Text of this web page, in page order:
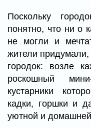
Поскольку
понятно, что ни о
не могли и
жители
городок: возле
роскошный
кустарники
кадки, горшки и
уютной и